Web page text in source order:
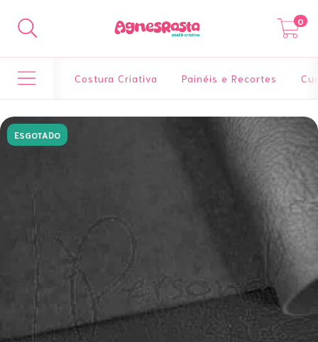
0
Costura Criativa Painéis e Recortes
ESGOTADO